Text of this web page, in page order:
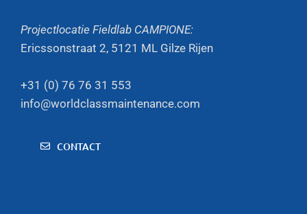
Projectlocatie Fieldlab CAMPIONE:
Ericssonstraat 2, 5121 ML Gilze Rijen
+31 (0) 76 76 31 553
info@worldclassmaintenance.com
CONTACT